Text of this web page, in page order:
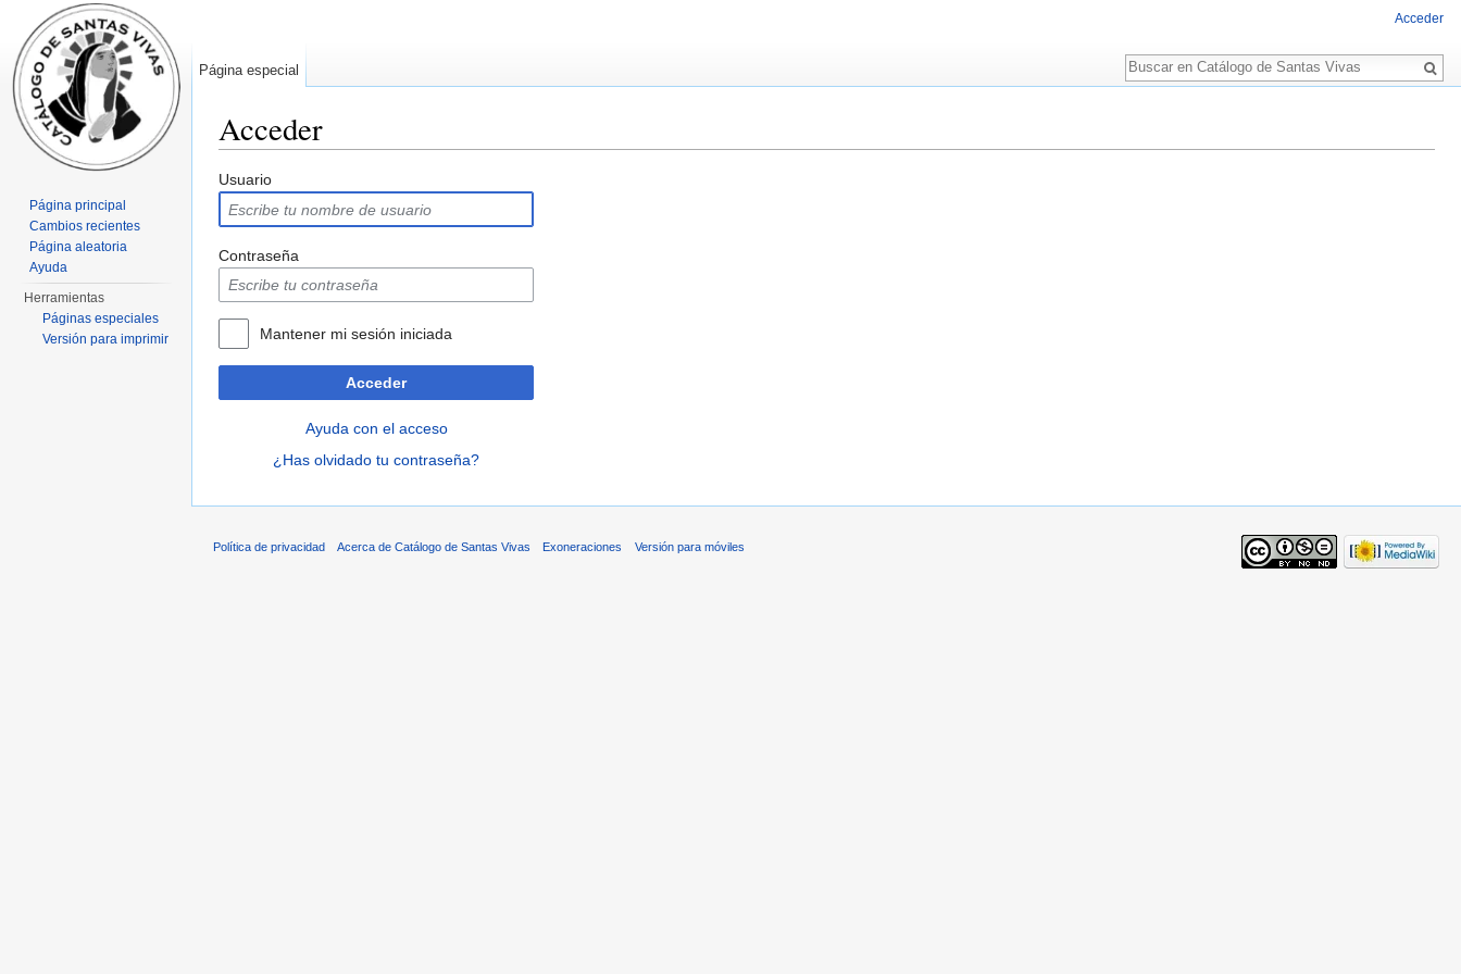
Acceder
Usuario
Contraseña
Mantener mi sesión iniciada
Acceder
Ayuda con el acceso
¿Has olvidado tu contraseña?
Acceder
Página especial
Buscar
Página principal
Cambios recientes
Página aleatoria
Ayuda
Herramientas
Páginas especiales
Versión para imprimir
Política de privacidad Acerca de Catálogo de Santas Vivas Exoneraciones Versión para móviles